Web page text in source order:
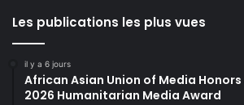
Les publications les plus vues
il y a 6 jours
African Asian Union of Media
2026 Humanitarian Media Award